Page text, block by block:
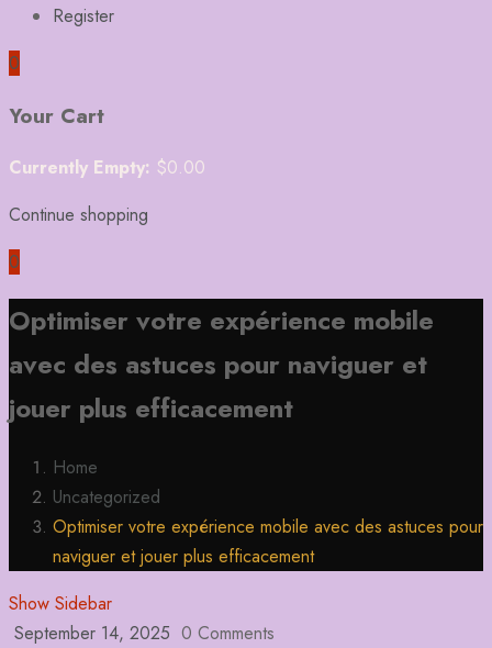
Register
0
Your Cart
Currently Empty: $0.00
Continue shopping
0
Optimiser votre expérience mobile
avec des astuces pour naviguer et
jouer plus efficacement
Home
Uncategorized
Optimiser votre expérience mobile avec des astuces pour
naviguer et jouer plus efficacement
Show Sidebar
September 14, 2025 0 Comments